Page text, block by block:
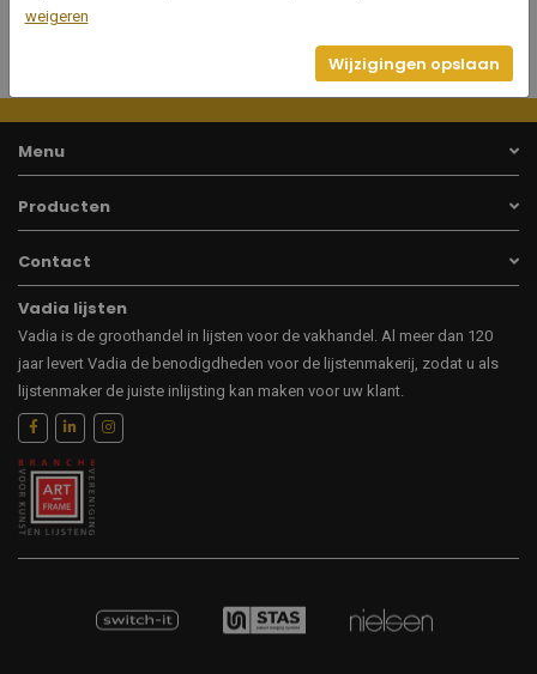
Menu
Producten
Contact
Vadia lijsten
Vadia is de groothandel in lijsten voor de vakhandel. Al meer dan 120
jaar levert Vadia de benodigdheden voor de lijstenmakerij, zodat u als
lijstenmaker de juiste inlijsting kan maken voor uw klant.
weigeren
Wijzigingen opslaan